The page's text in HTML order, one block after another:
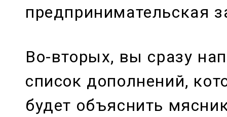
предпринимательская
Во-вторых, вы сразу
список дополнений,
будет объяснить